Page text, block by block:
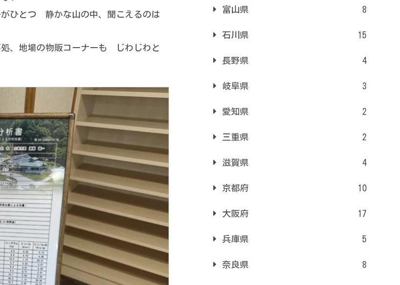
ひとつ 静かな山の中、聞こえるのは
、地場の物販コーナーも じわじわと
富山県 8
石川県 15
長野県 4
岐阜県 3
愛知県 2
三重県 2
滋賀県 4
京都府 10
大阪府 17
兵庫県 5
奈良県 8